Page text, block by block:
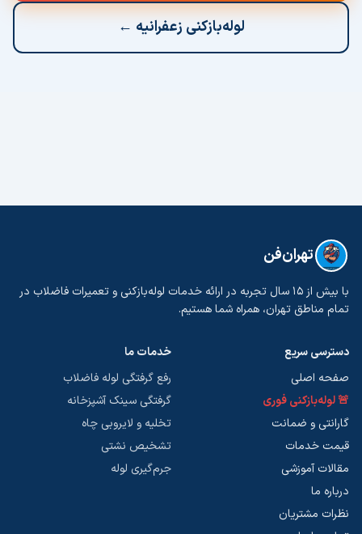
لوله‌بازکنی زعفرانیه ←
تهران‌فن
با بیش از ۱۵ سال تجربه در ارائه خدمات لوله‌بازکنی و تعمیرات فاضلاب در
تمام مناطق تهران، همراه شما هستیم.
دسترسی سریع
صفحه اصلی
🚨 لوله‌بازکنی فوری
گارانتی و ضمانت
قیمت خدمات
مقالات آموزشی
درباره ما
نظرات مشتریان
خدمات ما
رفع گرفتگی لوله فاضلاب
گرفتگی سینک آشپزخانه
تخلیه و لایروبی چاه
تشخیص نشتی
جرم‌گیری لوله